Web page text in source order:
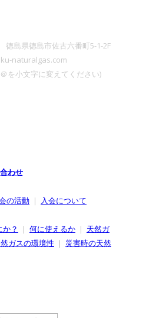
徳島県徳島市佐古六番町5-1-2F
naturalgas.com
を小文字に変えてください)
わせ
の活動 ｜
入会について
？ ｜ 何に使えるか ｜ 天然ガ
ガスの環境性 ｜ 災害時の天然